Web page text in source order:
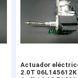
Actuador
2.0T 06L145612K